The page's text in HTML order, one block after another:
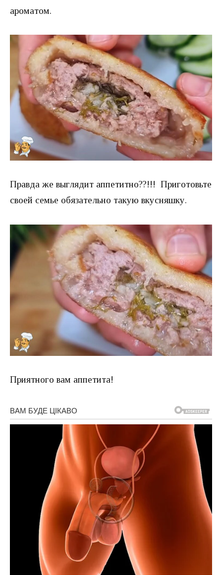
ароматом.
Правда же выглядит аппетитно??!!! Приготовьте
своей семье обязательно такую вкусняшку.
Приятного вам аппетита!